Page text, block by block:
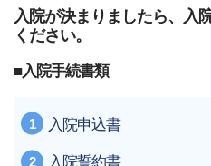
入院が決まりましたら、入
ください。
■入院手続書類
入院申込書
入院誓約書